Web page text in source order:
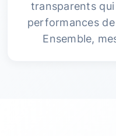
transparents
performances
Ensemble,